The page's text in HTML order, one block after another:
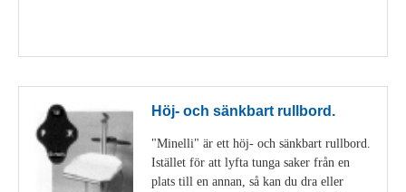
Höj- och sänkbart rullbord.
"Minelli" är ett höj- och sänkbart rullbord.
Istället för att lyfta tunga saker från en
plats till en annan, så kan du dra eller